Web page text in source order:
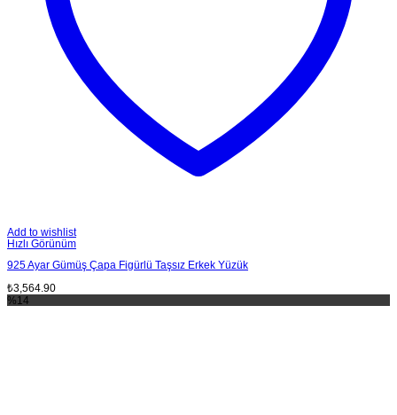
Add to wishlist
Hızlı Görünüm
925 Ayar Gümüş Çapa Figürlü Taşsız Erkek Yüzük
₺3,564.90
%14